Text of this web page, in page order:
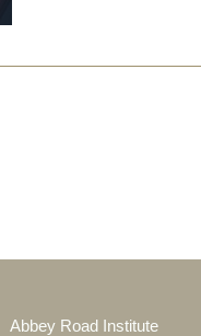
Abbey Road Institute